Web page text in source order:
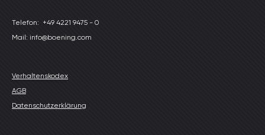
Telefon: +49 4221 9475 - 0
Mail: info@boening.com
Verhaltenskodex
AGB
Datenschutzerklärung